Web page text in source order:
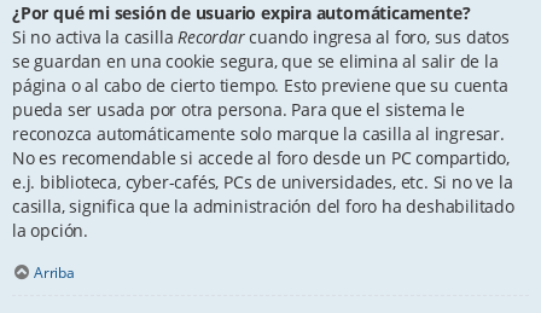
¿Por qué mi sesión de usuario expira automáticamente?
Si no activa la casillaRecordarcuando ingresa al foro, sus datos
se guardan en una cookie segura, que se elimina al salir de la
página o al cabo de cierto tiempo. Esto previene que su cuenta
pueda ser usada por otra persona. Para que el sistema le
reconozca automáticamente solo marque la casilla al ingresar.
No es recomendable si accede al foro desde un PC compartido,
e.j. biblioteca, cyber-cafés, PCs de universidades, etc. Si no ve la
casilla, significa que la administración del foro ha deshabilitado
la opción.
Arriba